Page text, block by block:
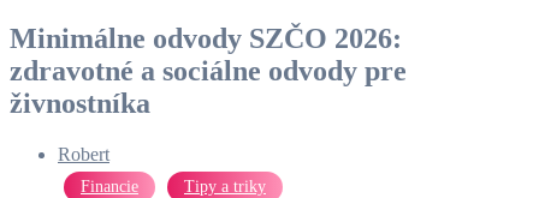
Minimálne odvody SZČO 2026:
zdravotné a sociálne odvody pre
živnostníka
Robert
Financie Tipy a triky